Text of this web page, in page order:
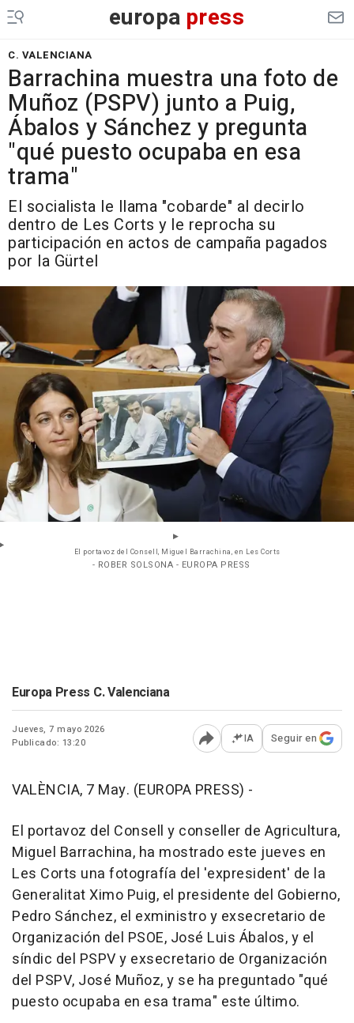
europa press
C. VALENCIANA
Barrachina muestra una foto de
Muñoz (PSPV) junto a Puig,
Ábalos y Sánchez y pregunta
"qué puesto ocupaba en esa
trama"
El socialista le llama "cobarde" al decirlo
dentro de Les Corts y le reprocha su
participación en actos de campaña pagados
por la Gürtel
El portavoz del Consell, Miguel Barrachina, en Les Corts
- ROBER SOLSONA - EUROPA PRESS
Europa Press C. Valenciana
Jueves, 7 mayo 2026
Publicado: 13:20
Abrir opciones para
IA Seguir en
VALÈNCIA, 7 May. (EUROPA PRESS) -
El portavoz del Consell y conseller de Agricultura,
Miguel Barrachina, ha mostrado este jueves en
Les Corts una fotografía del 'expresident' de la
Generalitat Ximo Puig, el presidente del Gobierno,
Pedro Sánchez, el exministro y exsecretario de
Organización del PSOE, José Luis Ábalos, y el
síndic del PSPV y exsecretario de Organización
del PSPV, José Muñoz, y se ha preguntado "qué
puesto ocupaba en esa trama" este último.